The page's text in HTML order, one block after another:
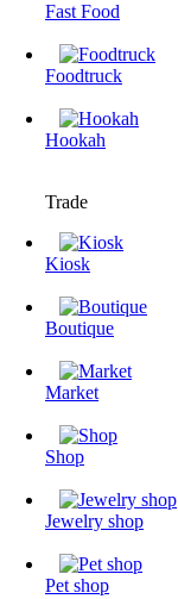
Fast Food
Foodtruck
Hookah
Trade
Kiosk
Boutique
Market
Shop
Jewelry shop
Pet shop